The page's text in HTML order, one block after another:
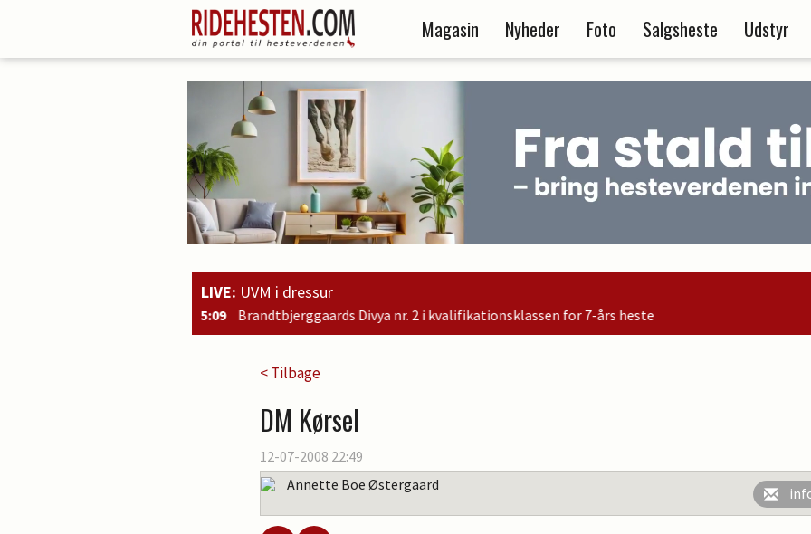
Magasin Nyheder Foto Salgsheste Udstyr
LIVE: UVM i dressur
Brandtbjerggaards Divya nr. 2 i kvalifikationsklassen for 7-års heste
< Tilbage
DM Kørsel
12-07-2008 22:49
Annette Boe Østergaard